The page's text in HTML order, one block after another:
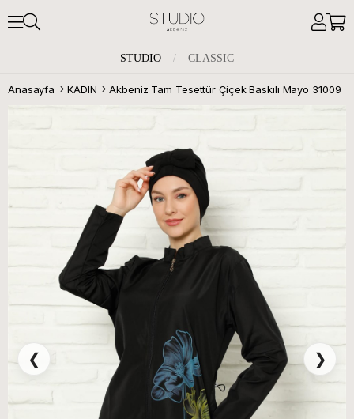
STUDIO / CLASSIC
Anasayfa KADIN Akbeniz Tam Tesettür Çiçek Baskılı Mayo 31009
❮ ❯